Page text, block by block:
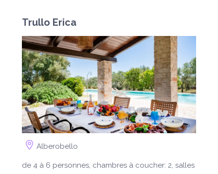
Trullo Erica
Alberobello
de 4 à 6 personnes, chambres à coucher: 2, salles